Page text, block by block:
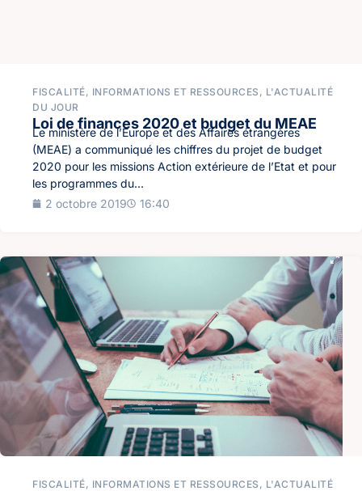
FISCALITÉ, INFORMATIONS ET RESSOURCES , L'ACTUALITÉ
DU JOUR
Loi de finances 2020 et budget du MEAE
Le ministère de l’Europe et des Affaires étrangères
(MEAE) a communiqué les chiffres du projet de budget
2020 pour les missions Action extérieure de l’Etat et pour
les programmes du...
2 octobre 2019
16:40
FISCALITÉ, INFORMATIONS ET RESSOURCES , L'ACTUALITÉ